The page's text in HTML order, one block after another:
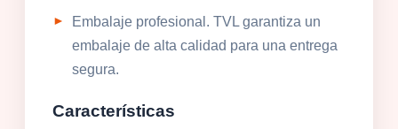
Embalaje profesional. TVL garantiza un
embalaje de alta calidad para una entrega
segura.
Características